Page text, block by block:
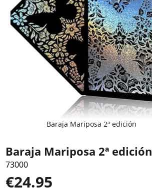
Baraja Mariposa 2ª edición
Baraja Mariposa 2ª edición
73000
€24.95